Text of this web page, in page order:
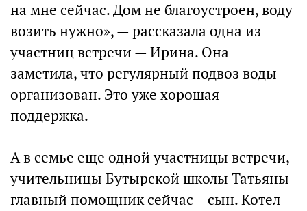
на мне сейчас. Дом не благоустроен, воду
возить нужно», — рассказала одна из
участниц встречи — Ирина. Она
заметила, что регулярный подвоз воды
организован. Это уже хорошая
поддержка.
А в семье еще одной участницы встречи,
учительницы Бутырской школы Татьяны
главный помощник сейчас – сын. Котел